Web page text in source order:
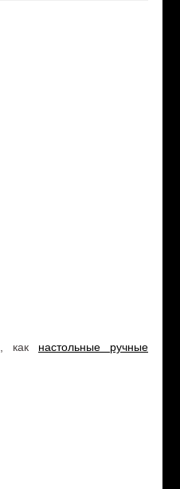
, как настольные ручные